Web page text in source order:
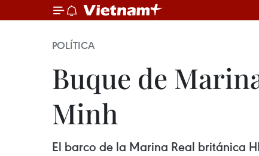
POLÍTICA
Buque de
Minh
El barco de la Marina Real británica